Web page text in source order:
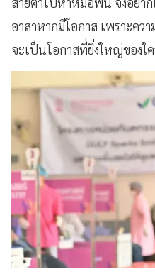
อาสาหากมีโอกาส เพราะคว
จะเป็นโอกาสที่ยิ่งใหญ่ของใ